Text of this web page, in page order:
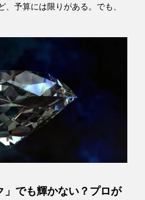
、予算には限りがある。でも、
」でも輝かない？プロが